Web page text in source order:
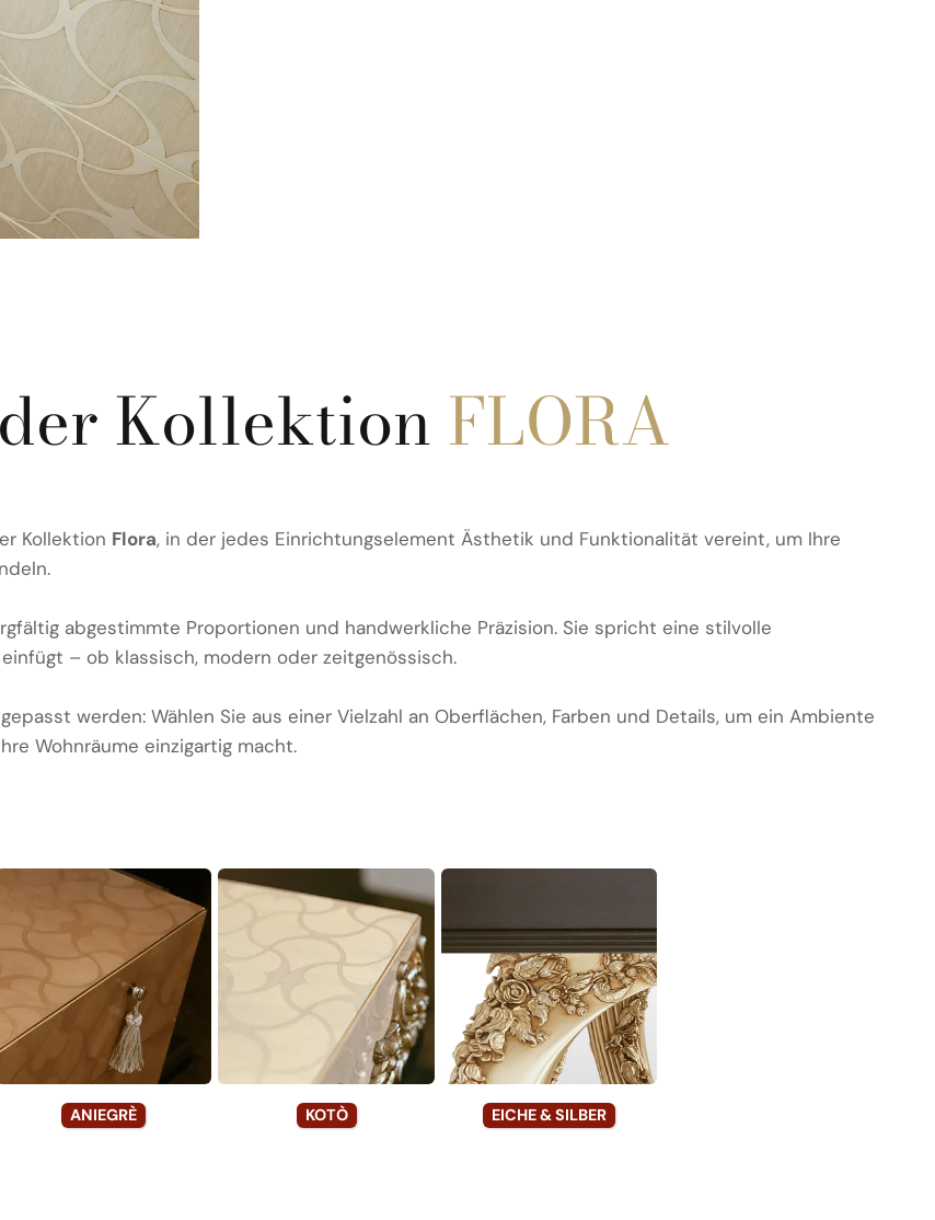
KollektionFLORA
Kollektion Flora, in der jedes Einrichtungselement Ästhetik und Funktionalität vereint, um Ihre
abgestimmte Proportionen und handwerkliche Präzision. Sie spricht eine stilvolle
– ob klassisch, modern oder zeitgenössisch.
werden: Wählen Sie aus einer Vielzahl an Oberflächen, Farben und Details, um ein Ambiente
Wohnräume einzigartig macht.
ANIEGRÈ KOTÒ EICHE & SILBER